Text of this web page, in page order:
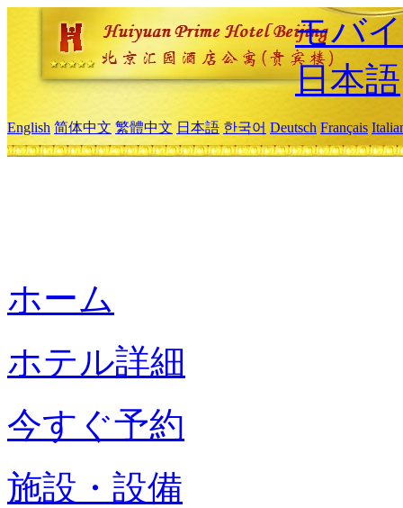
モバ
日本語
English 简体中文 繁體中文 日本語 한국어 Deutsch Français
ホーム
ホテル詳細
今すぐ予約
施設・設備